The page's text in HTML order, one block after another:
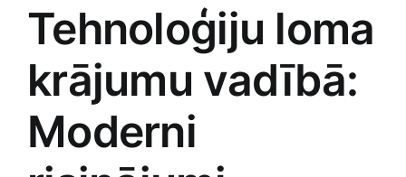
Tehnoloģiju loma
‌krājumu vadībā:
Moderni​